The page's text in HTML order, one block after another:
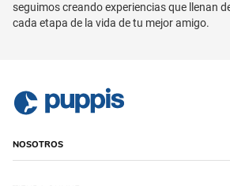
seguimos creando experiencias que llenan
cada etapa de la vida de tu mejor amigo.
NOSOTROS